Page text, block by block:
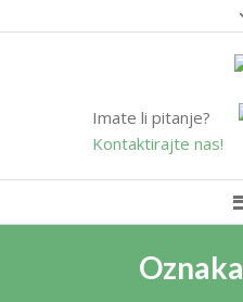
Imate li pitanje?
Kontaktirajte nas!